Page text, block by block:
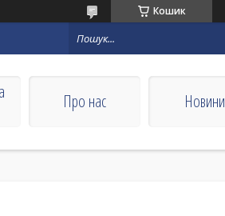
Кошик
Про нас Новини